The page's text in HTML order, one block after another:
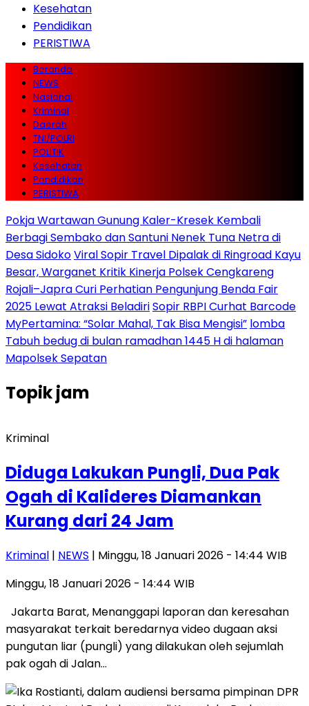
Kesehatan
Pendidikan
PERISTIWA
Beranda
NEWS
Nasional
Kriminal
Daerah
TNI/POLRI
POLITIK
Kesehatan
Pendidikan
PERISTIWA
Pokja Wartawan Gunung Kaler-Kresek Kembali
Berbagi Sembako dan Santuni Nenek Tuna Netra di
Desa SidokoViral Sopir Travel Dipalak di Ringroad Kayu
Besar, Warganet Kritik Kinerja Polsek Cengkareng
Rojali–Japra Curi Perhatian Pengunjung Benda Fair
2025 Lewat Atraksi BeladiriSopir RBPI Curhat Barcode
MyPertamina: “Solar Mahal, Tak Bisa Mengisi” lomba
Tabuh bedug di bulan ramadhan 1445 H di halaman
Mapolsek Sepatan
Topikjam
Kriminal
Diduga Lakukan Pungli, Dua Pak
Ogah di Kalideres Diamankan
Kurang dari 24 Jam
Kriminal | NEWS | Minggu, 18 Januari 2026 - 14:44 WIB
Minggu, 18 Januari 2026 - 14:44 WIB
Jakarta Barat, Menanggapi laporan dan keresahan
masyarakat terkait beredarnya video dugaan aksi
pungutan liar (pungli) yang dilakukan oleh sejumlah
pak ogah di Jalan…